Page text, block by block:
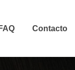
FAQ Contacto